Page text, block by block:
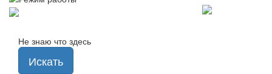
Не знаю что здесь
Искать